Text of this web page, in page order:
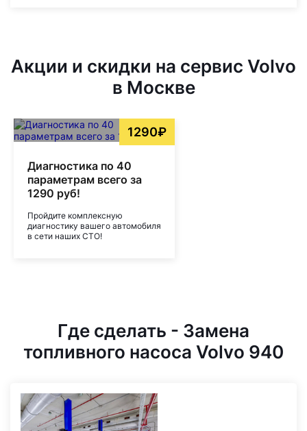
Акции и скидки на сервис Volvo
в Москве
1290₽
Диагностика по 40
параметрам всего за
1290 руб!
Пройдите комплексную
диагностику вашего автомобиля
в сети наших СТО!
Где сделать - Замена
топливного насоса Volvo 940